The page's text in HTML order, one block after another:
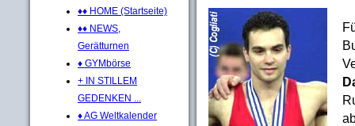
♦♦ HOME (Startseite)
♦♦ NEWS,
Gerätturnen
♦ GYMbörse
+ IN STILLEM
GEDENKEN ...
♦ AG Weltkalender